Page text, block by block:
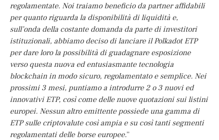
regolamentate. Noi traiamo beneficio da partner affidabili
per quanto riguarda la disponibilità di liquidità e,
sull’onda della costante domanda da parte di investitori
istituzionali, abbiamo deciso di lanciare il Polkadot ETP
per dare loro la possibilità di guadagnare esposizione
verso questa nuova ed entusiasmante tecnologia
blockchain in modo sicuro, regolamentato e semplice. Nei
prossimi 3 mesi, puntiamo a introdurre 2 o 3 nuovi ed
innovativi ETP, così come delle nuove quotazioni sui listini
europei. Nessun altro emittente possiede una gamma di
ETP sulle criptovalute così ampia e su così tanti segmenti
regolamentati delle borse europee.”